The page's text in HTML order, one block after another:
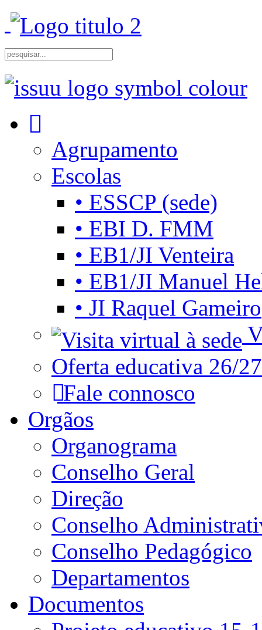
Agrupamento
Escolas
• ESSCP (sede)
• EBI D. FMM
• EB1/JI Venteira
• EB1/JI Manuel
• JI Raquel Gameiro
Oferta educativa 26/27
Fale connosco
Orgãos
Organograma
Conselho Geral
Direção
Conselho
Conselho Pedagógico
Departamentos
Documentos